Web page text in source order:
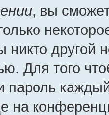
, вы
никто другой
Для того
пароль
на